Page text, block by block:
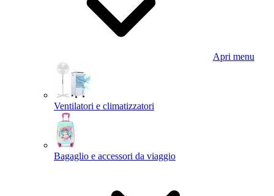
Apri menu
Ventilatori e climatizzatori
Bagaglio e accessori da viaggio